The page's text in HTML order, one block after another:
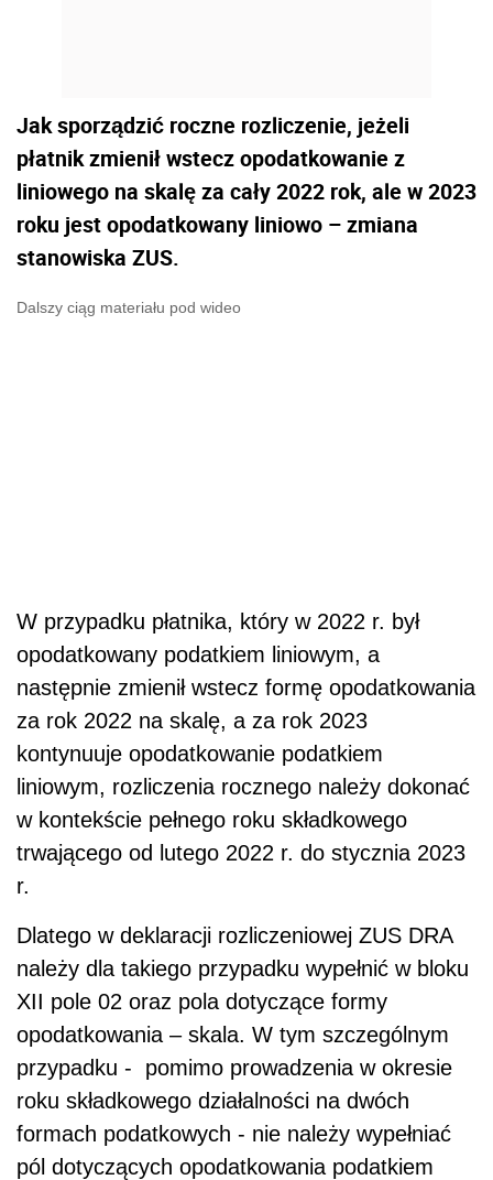
Jak sporządzić roczne rozliczenie, jeżeli
płatnik zmienił wstecz opodatkowanie z
liniowego na skalę za cały 2022 rok, ale w 2023
roku jest opodatkowany liniowo – zmiana
stanowiska ZUS.
Dalszy ciąg materiału pod wideo
W przypadku płatnika, który w 2022 r. był
opodatkowany podatkiem liniowym, a
następnie zmienił wstecz formę opodatkowania
za rok 2022 na skalę, a za rok 2023
kontynuuje opodatkowanie podatkiem
liniowym, rozliczenia rocznego należy dokonać
w kontekście pełnego roku składkowego
trwającego od lutego 2022 r. do stycznia 2023
r.
Dlatego w deklaracji rozliczeniowej ZUS DRA
należy dla takiego przypadku wypełnić w bloku
XII pole 02 oraz pola dotyczące formy
opodatkowania – skala. W tym szczególnym
przypadku - pomimo prowadzenia w okresie
roku składkowego działalności na dwóch
formach podatkowych - nie należy wypełniać
pól dotyczących opodatkowania podatkiem